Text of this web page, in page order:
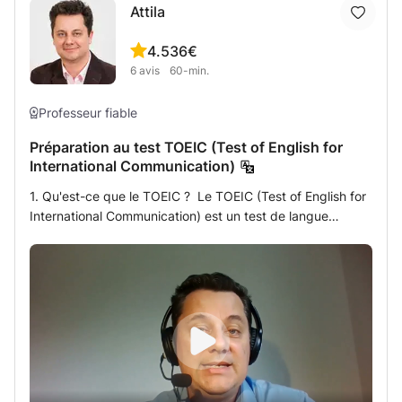
minutes.
vous amélioriez votre anglais ou que vous maîtrisiez
l'anglais des affaires, nos tuteurs experts vous proposent
des cours flexibles et interactifs, conçus sur mesure.
Attila
4.5
6 avis
36€
60-min.
Professeur fiable
Préparation au test TOEIC (Test of English for
International Communication)
1. Qu'est-ce que le TOEIC ? Le TOEIC (Test of English for
International Communication) est un test de langue
USA). Il mesure/démontre les compétences linguistiques
dont chacun dans l'environnement de travail multinational
d'aujourd'hui a besoin pour communiquer avec succès
dans une langue étrangère. 2. Qui utilise le TOEIC ? Le
test TOEIC est l'un des tests de langue anglaise les plus
utilisés au monde, avec plus de 14 000 organisations et
universités dans plus de 160 pays qui s'appuient sur les
scores TOEIC pour prendre des décisions importantes. 3.